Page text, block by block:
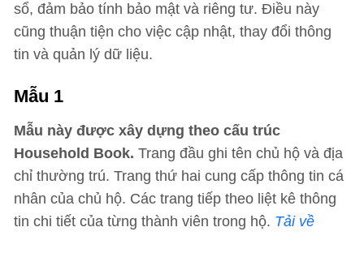
sổ, đảm bảo tính bảo mật và riêng tư. Điều này
cũng thuận tiện cho việc cập nhật, thay đổi thông
tin và quản lý dữ liệu.
Mẫu 1
Mẫu này được xây dựng theo cấu trúc
Household Book. Trang đầu ghi tên chủ hộ và địa
chỉ thường trú. Trang thứ hai cung cấp thông tin cá
nhân của chủ hộ. Các trang tiếp theo liệt kê thông
tin chi tiết của từng thành viên trong hộ. Tải về